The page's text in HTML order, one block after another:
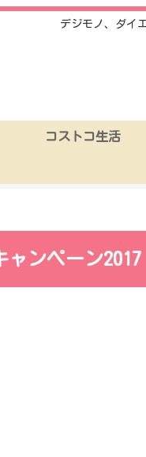
デジモノ、ダイ
コストコ生活
ャンペーン2017